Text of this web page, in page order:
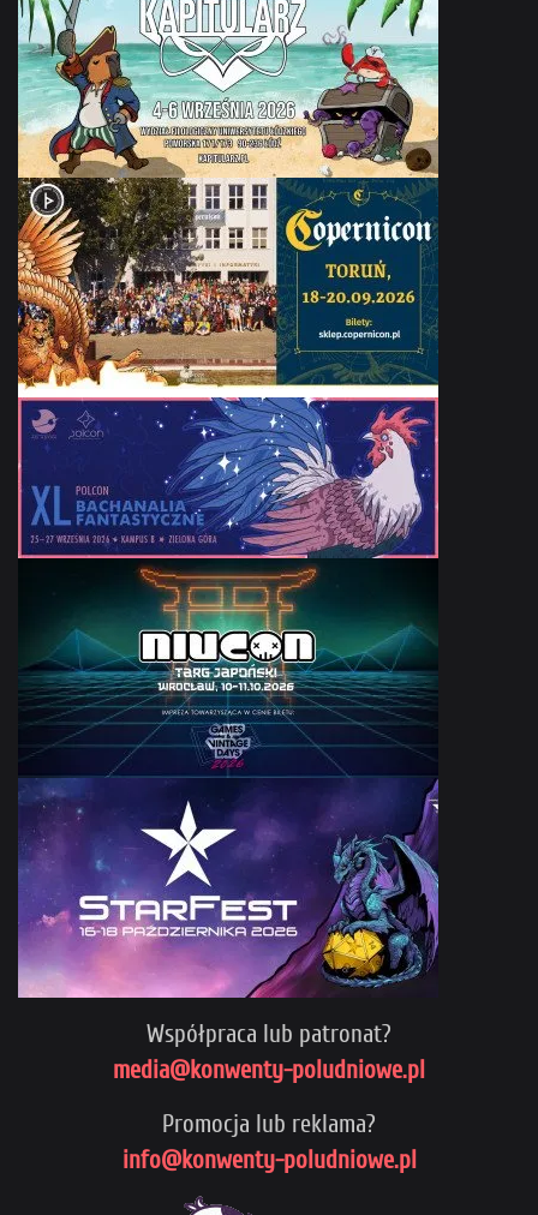
Współpraca lub patronat?
media@konwenty-poludniowe.pl
Promocja lub reklama?
info@konwenty-poludniowe.pl